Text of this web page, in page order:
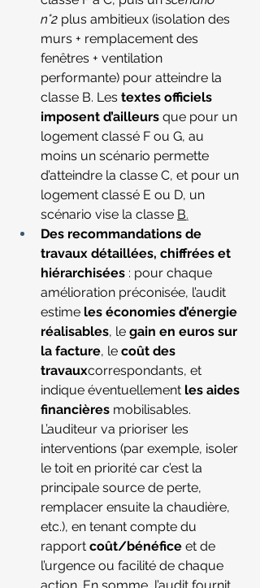
n°2 plus ambitieux (isolation des
murs + remplacement des
fenêtres + ventilation
performante) pour atteindre la
classe B. Les textes officiels
imposent d’ailleurs que pour un
logement classé F ou G, au
moins un scénario permette
d’atteindre la classe C, et pour un
logement classé E ou D, un
scénario vise la classe B.
Des recommandations de
travaux détaillées, chiffrées et
hiérarchisées : pour chaque
amélioration préconisée, l’audit
estime les économies d’énergie
réalisables, le gain en euros sur
la facture, le coût des
travauxcorrespondants, et
indique éventuellement les aides
financières mobilisables.
L’auditeur va prioriser les
interventions (par exemple, isoler
le toit en priorité car c’est la
principale source de perte,
remplacer ensuite la chaudière,
etc.), en tenant compte du
rapport coût/bénéfice et de
l’urgence ou facilité de chaque